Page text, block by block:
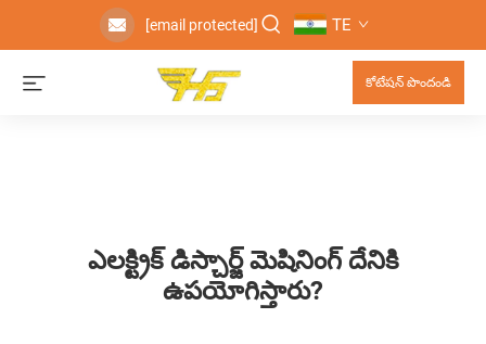
[email protected] TE
కోటేషన్ పొందండి
ఎలక్ట్రిక్ డిస్చార్జ్ మెషినింగ్ దేనికి
ఉపయోగిస్తారు?